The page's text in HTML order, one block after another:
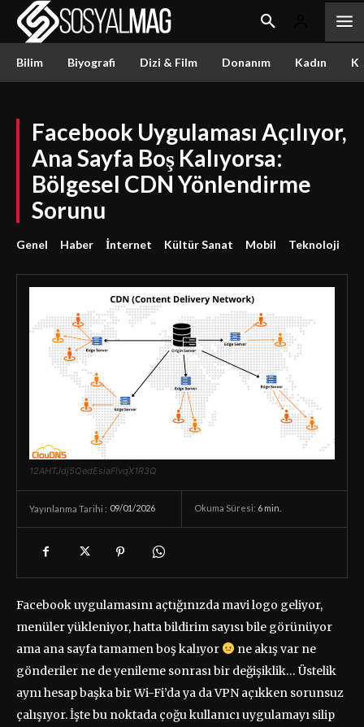
Bilim Biyografi Dizi & Film Donanım Kadın
Facebook Uygulaması Açılıyor,
Ana Sayfa Boş Kalıyorsa:
Bölgesel CDN Yönlendirme
Sorunu
Genel Haber İnternet Kültür Sanat Mobil Teknoloji
12AHTJdj5QedEsiaFlvqX1R3Q
Yayınlanma Tarihi : 09/01/2026 Okuma Süresi: 6 min.
Facebook uygulamasını açtığınızda mavi logo geliyor,
menüler yükleniyor, hatta bildirim sayısı bile görünüyor
ama ana sayfa tamamen boş kalıyor
ne akış var ne
gönderiler ne de yenileme sonrası bir değişiklik… Üstelik
aynı hesap başka bir Wi-Fi’da ya da VPN açıkken sorunsuz
çalışıyor. İşte bu noktada çoğu kullanıcı uygulamayı silip